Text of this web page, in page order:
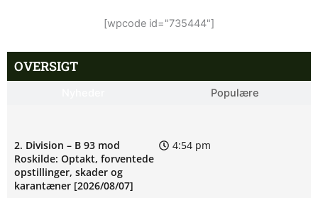
[wpcode id="735444"]
OVERSIGT
Populære
2. Division – B 93 mod
Roskilde: Optakt, forventede
opstillinger, skader og
karantæner [2026/08/07]
4:54 pm